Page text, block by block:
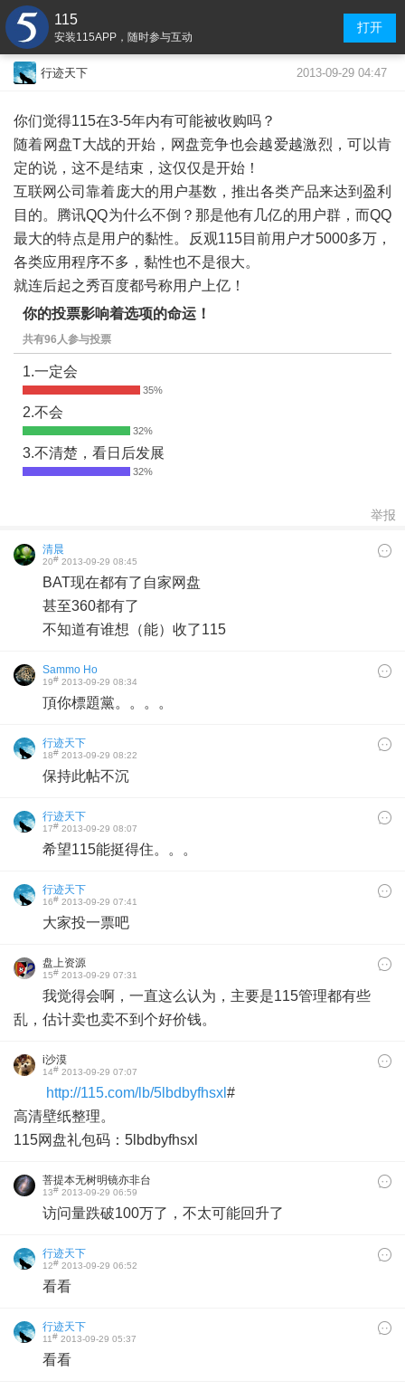
115
安装115APP，随时参与互动
打开
行迹天下 2013-09-29 04:47
你们觉得115在3-5年内有可能被收购吗？
随着网盘T大战的开始，网盘竞争也会越爱越激烈，可以肯
定的说，这不是结束，这仅仅是开始！
互联网公司靠着庞大的用户基数，推出各类产品来达到盈利
目的。腾讯QQ为什么不倒？那是他有几亿的用户群，而QQ
最大的特点是用户的黏性。反观115目前用户才5000多万，
各类应用程序不多，黏性也不是很大。
就连后起之秀百度都号称用户上亿！
你的投票影响着选项的命运！
共有96人参与投票
1.一定会
2.不会
3.不清楚，看日后发展
举报
清晨
20# 2013-09-29 08:45
BAT现在都有了自家网盘
甚至360都有了
不知道有谁想（能）收了115
Sammo Ho
19# 2013-09-29 08:34
頂你標題黨。。。。
行迹天下
18# 2013-09-29 08:22
保持此帖不沉
行迹天下
17# 2013-09-29 08:07
希望115能挺得住。。。
行迹天下
16# 2013-09-29 07:41
大家投一票吧
盘上资源
15# 2013-09-29 07:31
我觉得会啊，一直这么认为，主要是115管理都有些
乱，估计卖也卖不到个好价钱。
i沙漠
14# 2013-09-29 07:07
http://115.com/lb/5lbdbyfhsxl #
高清壁纸整理。
115网盘礼包码：5lbdbyfhsxl
菩提本无树明镜亦非台
本来无一物
13# 2013-09-29 06:59
访问量跌破100万了，不太可能回升了
行迹天下
12# 2013-09-29 06:52
看看
行迹天下
11# 2013-09-29 05:37
看看